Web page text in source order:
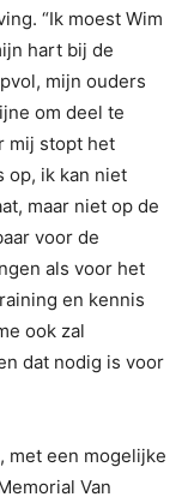
“Ik moest Wim
hart bij de
mijn ouders
om deel te
mij stopt het
op, ik kan niet
maar niet op de
voor de
als voor het
en kennis
ook zal
dat nodig is voor
met een mogelijke
Van